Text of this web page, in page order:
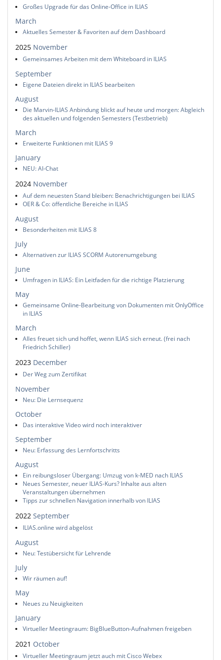
Großes Upgrade für das Online-Office in ILIAS
March
Aktuelles Semester & Favoriten auf dem Dashboard
2025 November
Gemeinsames Arbeiten mit dem Whiteboard in ILIAS
September
Eigene Dateien direkt in ILIAS bearbeiten
August
Die Marvin-ILIAS Anbindung blickt auf heute und morgen: Abgleich
des aktuellen und folgenden Semesters (Testbetrieb)
March
Erweiterte Funktionen mit ILIAS 9
January
NEU: AI-Chat
2024 November
Auf dem neuesten Stand bleiben: Benachrichtigungen bei ILIAS
OER & Co: öffentliche Bereiche in ILIAS
August
Besonderheiten mit ILIAS 8
July
Alternativen zur ILIAS SCORM Autorenumgebung
June
Umfragen in ILIAS: Ein Leitfaden für die richtige Platzierung
May
Gemeinsame Online-Bearbeitung von Dokumenten mit OnlyOffice
in ILIAS
March
Alles freuet sich und hoffet, wenn ILIAS sich erneut. (frei nach
Friedrich Schiller)
2023 December
Der Weg zum Zertifikat
November
Neu: Die Lernsequenz
October
Das interaktive Video wird noch interaktiver
September
Neu: Erfassung des Lernfortschritts
August
Ein reibungsloser Übergang: Umzug von k-MED nach ILIAS
Neues Semester, neuer ILIAS-Kurs? Inhalte aus alten
Veranstaltungen übernehmen
Tipps zur schnellen Navigation innerhalb von ILIAS
2022 September
ILIAS.online wird abgelöst
August
Neu: Testübersicht für Lehrende
July
Wir räumen auf!
May
Neues zu Neuigkeiten
January
Virtueller Meetingraum: BigBlueButton-Aufnahmen freigeben
2021 October
Virtueller Meetingraum jetzt auch mit Cisco Webex